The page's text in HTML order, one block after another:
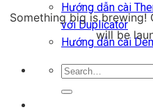
Hướng dẫn cài
với Duplicator
Hướng dẫn cài
Search
for:
Something big is brewing!
will be